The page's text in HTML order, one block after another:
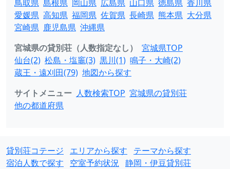
鳥取県 島根県 岡山県 広島県 山口県 徳島県 香川県
愛媛県 高知県 福岡県 佐賀県 長崎県 熊本県 大分県
宮崎県 鹿児島県 沖縄県
宮城県の貸別荘（人数指定なし）
宮城県TOP
仙台(2) 松島・塩竈(3) 黒川(1) 鳴子・大崎(2)
蔵王・遠刈田(79) 地図から探す
サイトメニュー 人数検索TOP 宮城県の貸別荘
他の都道府県
貸別荘コテージ エリアから探す
テーマから探す
宿泊人数で探す
空室予約状況 静岡・伊豆貸別荘